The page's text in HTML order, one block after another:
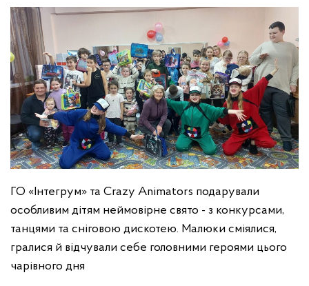
ГО «Інтегрум» та Crazy Animators подарували
особливим дітям неймовірне свято - з конкурсами,
танцями та сніговою дискотею. Малюки сміялися,
гралися й відчували себе головними героями цього
чарівного дня